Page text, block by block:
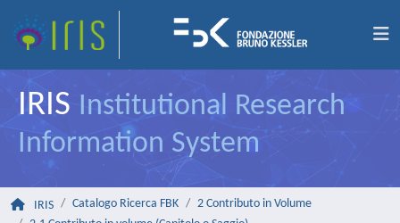
IRIS Institutional Research
Information System
IRIS Catalogo Ricerca FBK
2 Contributo in Volume